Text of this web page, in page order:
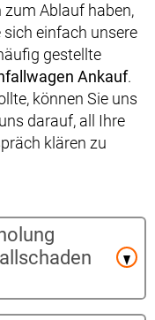
zum Ablauf haben,
sich einfach unsere
gestellte
Ankauf.
können Sie uns
darauf, all Ihre
klären zu